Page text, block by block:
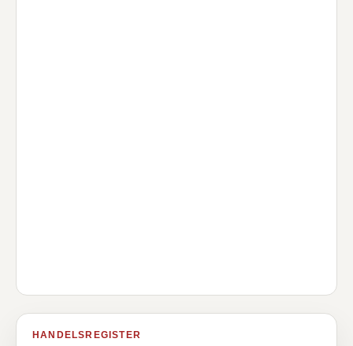
HANDELSREGISTER